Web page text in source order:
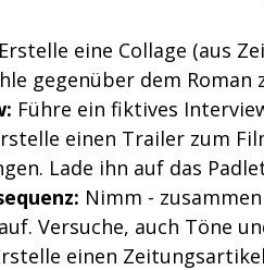
Erstelle eine Collage (aus
gegenüber dem
Führe ein fiktives
einen Trailer zum
Lade ihn auf das
Nimm -
Versuche, auch Töne
einen